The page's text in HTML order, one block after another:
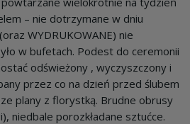
– nie dotrzymane w dniu
WYDRUKOWANE) nie
w bufetach. Podest do ceremonii
odświeżony , wyczyszczony i
przez co na dzień przed ślubem
plany z florystką. Brudne obrusy
niedbale porozkładane sztućce.